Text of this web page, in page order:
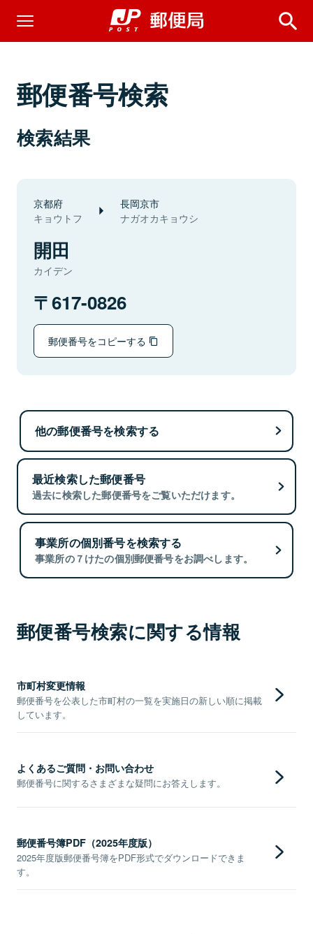
郵便番号検索
検索結果
京都府
キョウトフ
長岡京市
ナガオカキョウシ
開田
カイデン
617-0826
郵便番号をコピーする
他の郵便番号を検索する
最近検索した郵便番号
過去に検索した郵便番号をご覧いただけます。
事業所の個別番号を検索する
事業所の７けたの個別郵便番号をお調べします。
郵便番号検索に関する情報
市町村変更情報
郵便番号を公表した市町村の一覧を実施日の新しい順に掲載
しています。
よくあるご質問・お問い合わせ
郵便番号に関するさまざまな疑問にお答えします。
郵便番号簿PDF（2025年度版）
2025年度版郵便番号簿をPDF形式でダウンロードできま
す。